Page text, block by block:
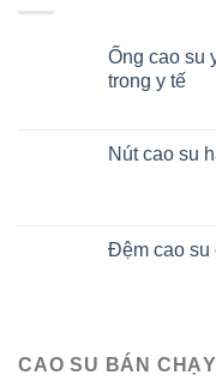
Ống cao su
trong y tế
Nút cao su
Đệm cao su
CAO SU BÁN